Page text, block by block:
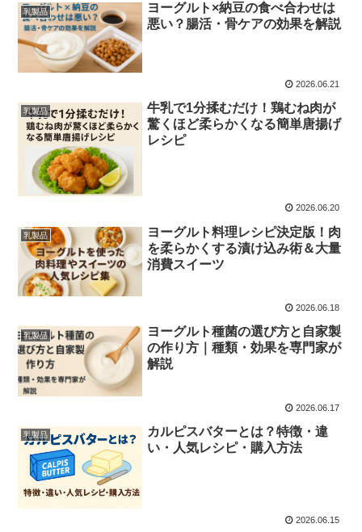
乳製品
ヨーグルト×納豆の食べ合わせは
悪い？腸活・骨ケアの効果を解説
2026.06.21
乳製品
牛乳で1分揉むだけ！鶏むね肉が
驚くほど柔らかくなる簡単唐揚げ
レシピ
2026.06.20
乳製品
ヨーグルト料理レシピ決定版！肉
を柔らかくする漬け込み術＆大量
消費スイーツ
2026.06.18
乳製品
ヨーグルト種菌の選び方と自家製
の作り方｜種類・効果を専門家が
解説
2026.06.17
乳製品
カルピスバターとは？特徴・違
い・人気レシピ・購入方法
2026.06.15